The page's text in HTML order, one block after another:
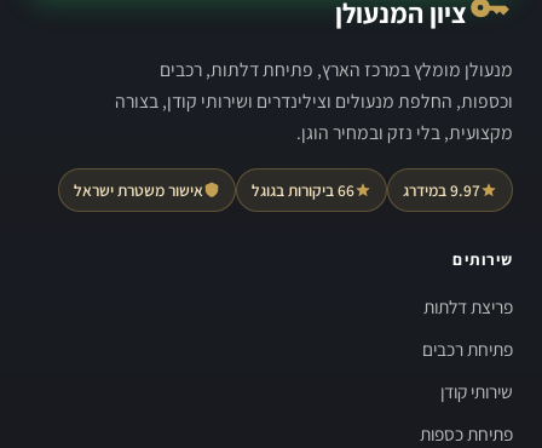
ציון המנעולן
מנעולן מומלץ במרכז הארץ, פתיחת דלתות, רכבים
וכספות, החלפת מנעולים וצילינדרים ושירותי קודן, בצורה
מקצועית, בלי נזק ובמחיר הוגן.
9.97 במידרג 66 ביקורות בגוגל אישור משטרת ישראל
שירותים
פריצת דלתות
פתיחת רכבים
שירותי קודן
פתיחת כספות